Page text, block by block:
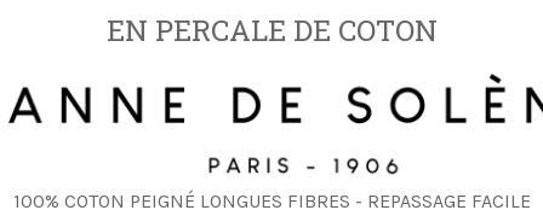
EN PERCALE DE COTON
100% COTON PEIGNÉ LONGUES FIBRES - REPASSAGE FACILE